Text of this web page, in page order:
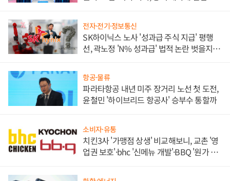
전자·전기·정보통신
SK하이닉스 노사 '성과급 주식 지급' 평행
선, 곽노정 'N% 성과급' 법적 논란 벗을지 주
항공·물류
파라타항공 내년 미주 장거리 노선 첫 도전,
윤철민 '하이브리드 항공사' 승부수 통할까
소비자·유통
치킨3사 '가맹점 상생' 비교해보니, 교촌 '영
업권 보호'·bhc '신메뉴 개발'·BBQ '원가 부